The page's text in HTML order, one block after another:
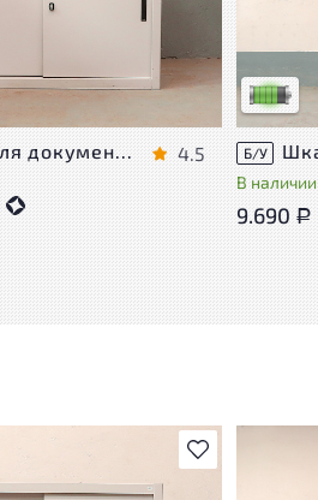
4.5
Низкая
Б/У
В
9.690 Р
В избранное